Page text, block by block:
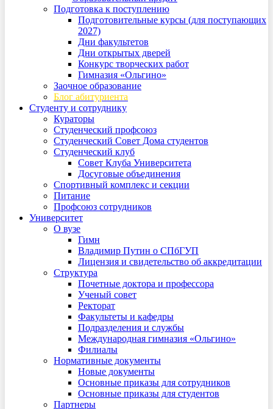
Подготовка к поступлению
Подготовительные курсы (для поступающих
2027)
Дни факультетов
Дни открытых дверей
Конкурс творческих работ
Гимназия «Ольгино»
Заочное образование
Блог абитуриента
Студенту и сотруднику
Кураторы
Студенческий профсоюз
Студенческий Совет Дома студентов
Студенческий клуб
Совет Клуба Университета
Досуговые объединения
Спортивный комплекс и секции
Питание
Профсоюз сотрудников
Университет
О вузе
Гимн
Владимир Путин о СПбГУП
Лицензия и свидетельство об аккредитации
Структура
Почетные доктора и профессора
Ученый совет
Ректорат
Факультеты и кафедры
Подразделения и службы
Международная гимназия «Ольгино»
Филиалы
Нормативные документы
Новые документы
Основные приказы для сотрудников
Основные приказы для студентов
Партнеры